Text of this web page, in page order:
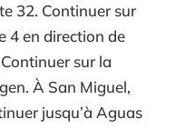
32. Continuer sur
4 en direction de
sur la
À San Miguel,
jusqu’à Aguas